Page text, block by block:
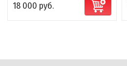
18 000 руб.